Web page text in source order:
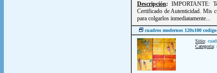
Descripción: IMPORTANTE:
Certificado de Autenticidad. Mis
para colgarlos inmediatamente...
cuadros modernos 120x100
Sitio:
Categoria: